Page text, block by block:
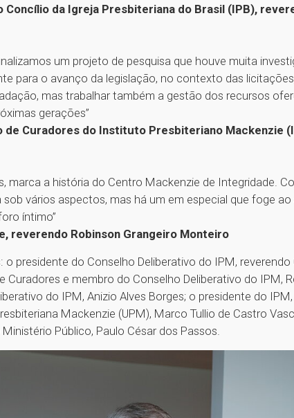
da Igreja Presbiteriana do Brasil (IPB),
um projeto de pesquisa que houve muita
para o avanço da legislação, no contexto das
mas trabalhar também a gestão dos recursos
gerações”
de Curadores do Instituto Presbiteriano Mackenzie
marca a história do Centro Mackenzie de Integridade.
sob vários aspectos, mas há um em especial que foge
íntimo”
reverendo Robinson Grangeiro Monteiro
presidente do Conselho Deliberativo do IPM, reverendo
Curadores e membro do Conselho Deliberativo do IPM,
do IPM, Anizio Alves Borges; o presidente do
Mackenzie (UPM), Marco Tullio de Castro
Público, Paulo César dos Passos.